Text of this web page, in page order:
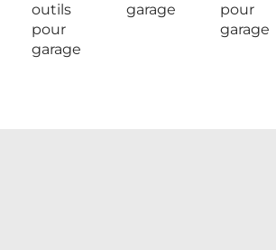
outils
pour
garage
garage
pour
garage